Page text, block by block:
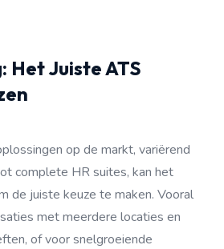
Het Juiste ATS
op de markt, variërend
complete HR suites, kan het
de juiste keuze te maken. Vooral
met meerdere locaties en
of voor snelgroeiende